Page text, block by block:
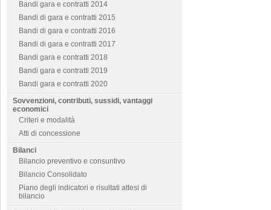
Bandi gara e contratti 2014
Bandi di gara e contratti 2015
Bandi di gara e contratti 2016
Bandi di gara e contratti 2017
Bandi gara e contratti 2018
Bandi gara e contratti 2019
Bandi gara e contratti 2020
Sovvenzioni, contributi, sussidi, vantaggi
economici
Criteri e modalità
Atti di concessione
Bilanci
Bilancio preventivo e consuntivo
Bilancio Consolidato
Piano degli indicatori e risultati attesi di
bilancio